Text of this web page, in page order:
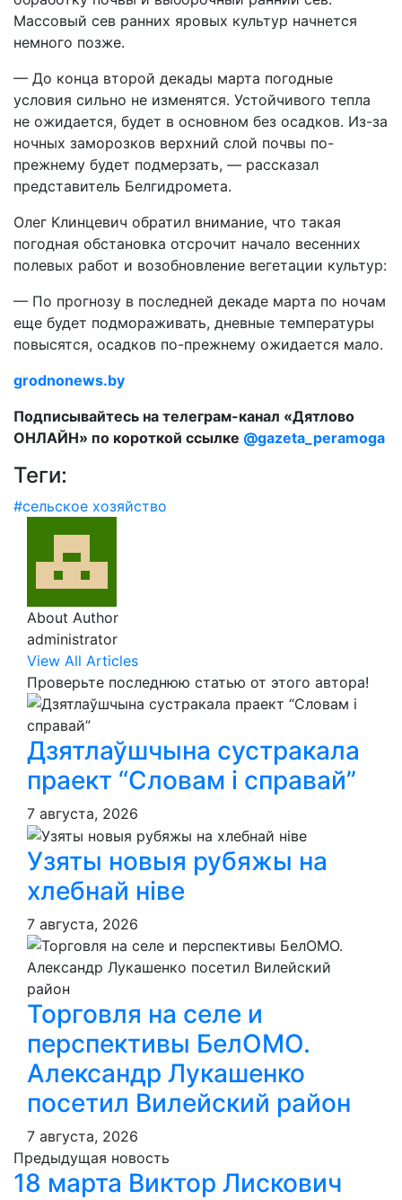
Массовый сев ранних яровых культур начнется
немного позже.
— До конца второй декады марта погодные
условия сильно не изменятся. Устойчивого тепла
не ожидается, будет в основном без осадков. Из-за
ночных заморозков верхний слой почвы по-
прежнему будет подмерзать, — рассказал
представитель Белгидромета.
Олег Клинцевич обратил внимание, что такая
погодная обстановка отсрочит начало весенних
полевых работ и возобновление вегетации культур:
— По прогнозу в последней декаде марта по ночам
еще будет подмораживать, дневные температуры
повысятся, осадков по-прежнему ожидается мало.
grodnonews.by
Подписывайтесь на телеграм-канал «Дятлово
ОНЛАЙН» по короткой ссылке @gazeta_peramoga
Теги:
#сельское хозяйство
About Author
administrator
View All Articles
Проверьте последнюю статью от этого автора!
Дзятлаўшчына сустракала
праект “Словам і справай”
7 августа, 2026
Узяты новыя рубяжы на
хлебнай ніве
7 августа, 2026
Торговля на селе и
перспективы БелОМО.
Александр Лукашенко
посетил Вилейский район
7 августа, 2026
Предыдущая новость
18 марта Виктор Лискович